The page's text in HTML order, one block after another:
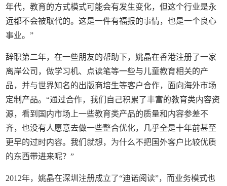
年代，教育的方式模式可能会有发生变化，但这个行业是永
远都不会被取代的。这是一件有福报的事情，也是一个良心
事业。”
辞职第二年，在一些朋友的帮助下，姚晶在香港注册了一家
离岸公司，做学习机、点读笔等一些与儿童教育相关的产
品，并与世界知名的出版商培生等客户合作，面向海外市场
定制产品。“通过合作，我们自己积累了丰富的教育类内容资
源，看到国内市场上一些教育类产品的质量和内容参差不
齐，也没有人愿意去做一些整合优化，几乎全是十年前甚至
更早的过时内容。我们就想，为什么不把国外客户比较优质
的东西带进来呢？”
2012年，姚晶在深圳注册成立了“迪诺阅读”，而业务模式也